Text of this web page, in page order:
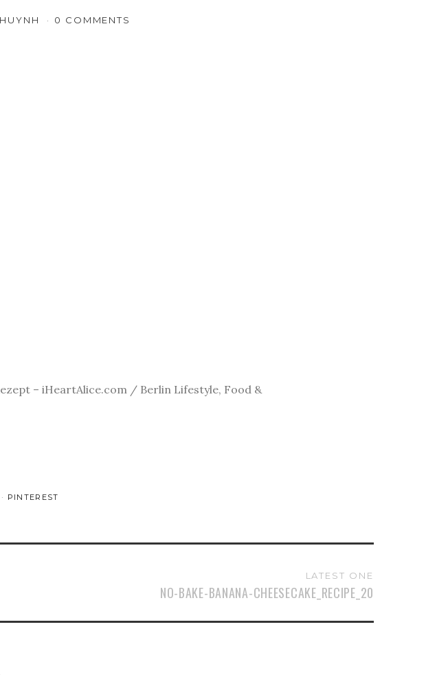
0 COMMENTS
– iHeartAlice.com / Berlin Lifestyle, Food &
PINTEREST
LATEST ONE
NO-BAKE-BANANA-CHEESECAKE_RECIPE_20